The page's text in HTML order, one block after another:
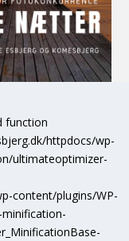
function
httpdocs/wp-
ultimateoptimizer-
content/plugins/WP-